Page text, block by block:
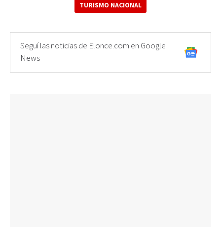
TURISMO NACIONAL
Seguí las noticias de Elonce.com en Google
News